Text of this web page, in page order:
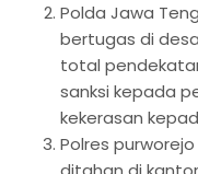
Polda Jawa
bertugas di
total
sanksi kepada
kekerasan
Polres